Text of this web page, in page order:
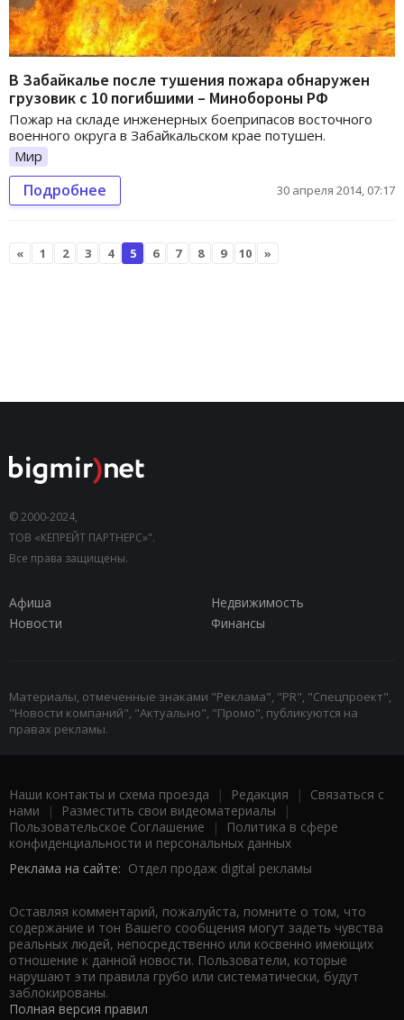
В Забайкалье после тушения пожара обнаружен
грузовик с 10 погибшими – Минобороны РФ
Пожар на складе инженерных боеприпасов восточного
военного округа в Забайкальском крае потушен.
Мир
Подробнее 30 апреля 2014, 07:17
« 1 2 3 4 5 6 7 8 9 10 »
© 2000-2024,
ТОВ «КЕПРЕЙТ ПАРТНЕРС»".
Все права защищены.
Афиша
Недвижимость
Новости
Финансы
Материалы, отмеченные знаками "Реклама", "PR", "Спецпроект",
"Новости компаний", "Актуально", "Промо", публикуются на
правах рекламы.
Наши контакты и схема проезда | Редакция | Связаться с
нами | Разместить свои видеоматериалы |
Пользовательское Соглашение |
Политика в сфере
конфиденциальности и персональных данных
Реклама на сайте: Отдел продаж digital рекламы
Оставляя комментарий, пожалуйста, помните о том, что
содержание и тон Вашего сообщения могут задеть чувства
реальных людей, непосредственно или косвенно имеющих
отношение к данной новости. Пользователи, которые
нарушают эти правила грубо или систематически, будут
заблокированы.
Полная версия правил